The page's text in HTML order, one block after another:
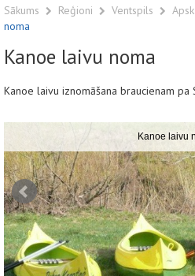
Sākums Reģioni Ventspils
noma
Kanoe laivu noma
Kanoe laivu iznomāšana braucienam pa
Kanoe laivu